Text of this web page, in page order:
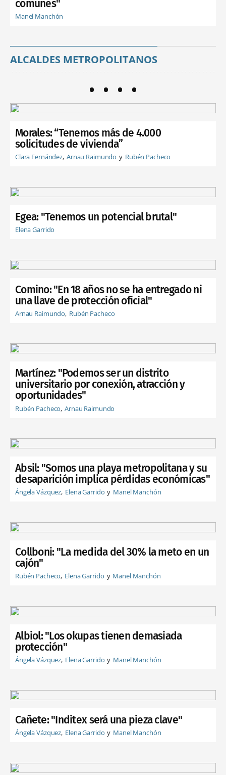
comunes"
Manel Manchón
ALCALDES METROPOLITANOS
Morales: “Tenemos más de 4.000
solicitudes de vivienda”
Clara Fernández Arnau Raimundo Rubén Pacheco
Egea: "Tenemos un potencial brutal"
Elena Garrido
Comino: "En 18 años no se ha entregado ni
una llave de protección oficial"
Arnau Raimundo Rubén Pacheco
Martínez: "Podemos ser un distrito
universitario por conexión, atracción y
oportunidades"
Rubén Pacheco Arnau Raimundo
Absil: "Somos una playa metropolitana y su
desaparición implica pérdidas económicas"
Ángela Vázquez Elena Garrido Manel Manchón
Collboni: "La medida del 30% la meto en un
cajón"
Rubén Pacheco Elena Garrido Manel Manchón
Albiol: "Los okupas tienen demasiada
protección"
Ángela Vázquez Elena Garrido Manel Manchón
Cañete: "Inditex será una pieza clave"
Ángela Vázquez Elena Garrido Manel Manchón